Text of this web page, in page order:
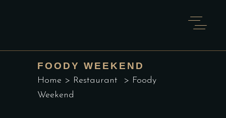
FOODY WEEKEND
Home > Restaurant > Foody
Weekend